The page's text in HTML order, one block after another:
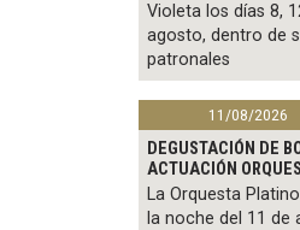
Violeta los días 8,
agosto, dentro de
patronales
11/08/2026
DEGUSTACIÓN DE
ACTUACIÓN
La Orquesta
la noche del 11 de